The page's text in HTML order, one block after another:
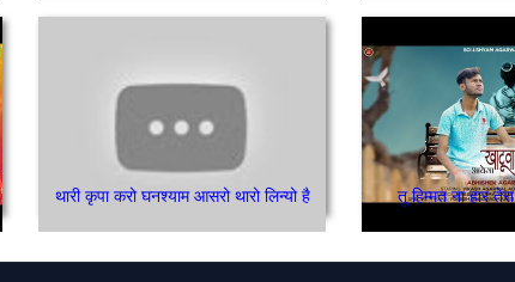
थारी कृपा करो घनश्याम आसरो थारो लिन्यो है तू हिम्मत ना हार